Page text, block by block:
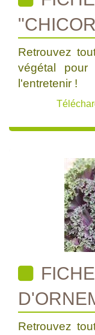
Retrouvez
végétal
l'entretenir !
Retrouvez